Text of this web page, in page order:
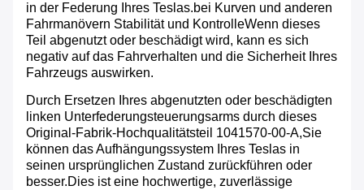
in der Federung Ihres Teslas.bei Kurven und anderen
Fahrmanövern Stabilität und KontrolleWenn dieses
Teil abgenutzt oder beschädigt wird, kann es sich
negativ auf das Fahrverhalten und die Sicherheit Ihres
Fahrzeugs auswirken.
Durch Ersetzen Ihres abgenutzten oder beschädigten
linken Unterfederungsteuerungsarms durch dieses
Original-Fabrik-Hochqualitätsteil 1041570-00-A,Sie
können das Aufhängungssystem Ihres Teslas in
seinen ursprünglichen Zustand zurückführen oder
besser.Dies ist eine hochwertige, zuverlässige